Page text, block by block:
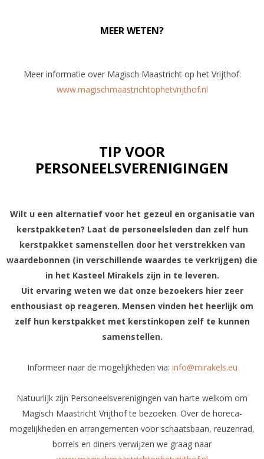
MEER WETEN?
Meer informatie over Magisch Maastricht op het Vrijthof:
www.magischmaastrichtophetvrijthof.nl
TIP VOOR
PERSONEELSVERENIGINGEN
Wilt u een alternatief voor het gezeul en organisatie van
kerstpakketen? Laat de personeelsleden dan zelf hun
kerstpakket samenstellen door het verstrekken van
waardebonnen (in verschillende waardes te verkrijgen) die
in het Kasteel Mirakels zijn in te leveren.
Uit ervaring weten we dat onze bezoekers hier zeer
enthousiast op reageren. Mensen vinden het heerlijk om
zelf hun kerstpakket met kerstinkopen zelf te kunnen
samenstellen.
Informeer naar de mogelijkheden via: info@mirakels.eu
Natuurlijk zijn Personeelsverenigingen van harte welkom om
Magisch Maastricht Vrijthof te bezoeken. Over de horeca-
mogelijkheden en arrangementen voor schaatsbaan, reuzenrad,
borrels en diners verwijzen we graag naar